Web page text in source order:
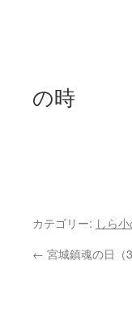
し
の時
カテゴリー: しら
← 宮城鎮魂の日（